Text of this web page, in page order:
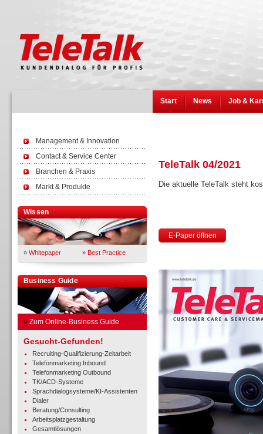
Start News Job &
Management & Innovation
Contact & Service Center
Branchen & Praxis
Markt & Produkte
Wissen
» Whitepaper » Best Practice
Business Guide
» Zum Online-Business Guide
Gesucht-Gefunden!
Recruiting-Qualifizierung-Zeitarbeit
Telefonmarketing Inbound
Telefonmarketing Outbound
TK/ACD-Systeme
Sprachdialogsysteme/KI-Assistenten
Dialer
Beratung/Consulting
Arbeitsplatzgestaltung
Gesamtlösungen
TeleTalk 04/2021
Die aktuelle TeleTalk steht
E-Paper öffnen